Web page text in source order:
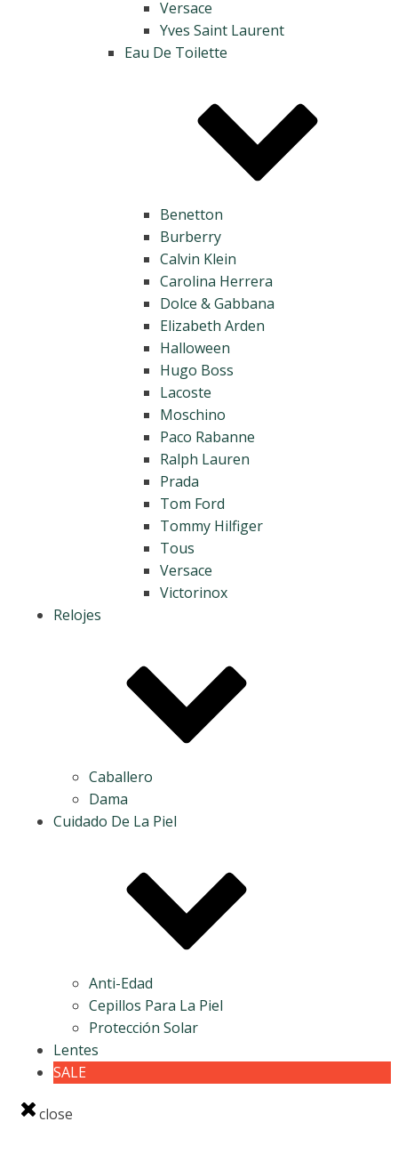
Versace
Yves Saint Laurent
Eau De Toilette
Benetton
Burberry
Calvin Klein
Carolina Herrera
Dolce & Gabbana
Elizabeth Arden
Halloween
Hugo Boss
Lacoste
Moschino
Paco Rabanne
Ralph Lauren
Prada
Tom Ford
Tommy Hilfiger
Tous
Versace
Victorinox
Relojes
Caballero
Dama
Cuidado De La Piel
Anti-Edad
Cepillos Para La Piel
Protección Solar
Lentes
SALE
close